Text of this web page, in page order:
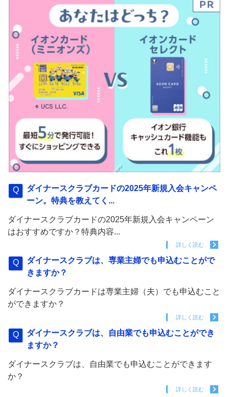
ダイナースクラブカードの2025年新規入会キャンペ
ーン。特典を教えてく...
ダイナースクラブカードの2025年新規入会キャンペーン
はおすすめですか？特典内容...
詳しく読む
ダイナースクラブは、専業主婦でも申込むことがで
きますか？
ダイナースクラブカードは専業主婦（夫）でも申込むこと
ができますか？
詳しく読む
ダイナースクラブは、自由業でも申込むことができ
ますか？
ダイナースクラブは、自由業でも申込むことができます
か？
詳しく読む